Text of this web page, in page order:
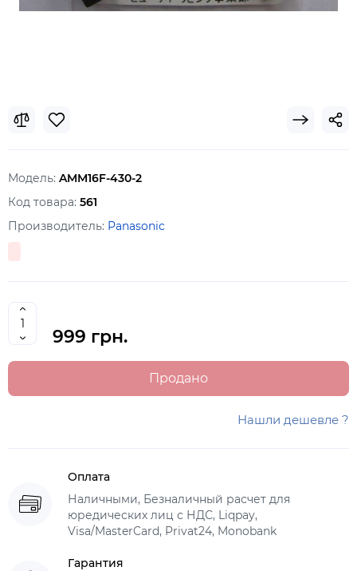
Модель: AMM16F-430-2
Код товара: 561
Производитель: Panasonic
999 грн.
Продано
Нашли дешевле ?
Оплата
Наличными, Безналичный расчет для
юредических лиц с НДС, Liqpay,
Visa/MasterCard, Privat24, Monobank
Гарантия